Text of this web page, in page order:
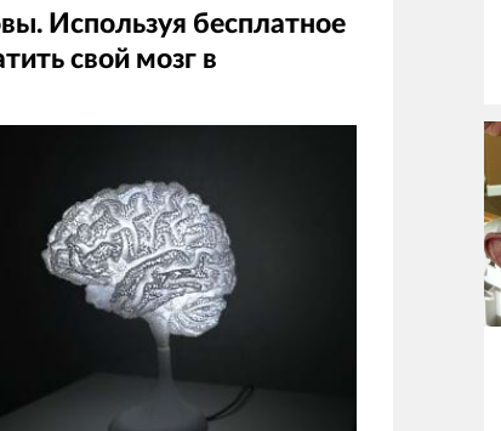
Используя бесплатное
свой мозг в